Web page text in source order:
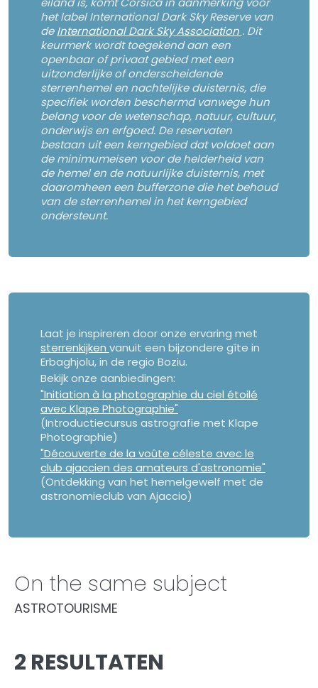
het label International Dark Sky Reserve van
deInternational Dark Sky Association . Dit
keurmerk wordt toegekend aan een
openbaar of privaat gebied met een
uitzonderlijke of onderscheidende
sterrenhemel en nachtelijke duisternis, die
specifiek worden beschermd vanwege hun
belang voor de wetenschap, natuur, cultuur,
onderwijs en erfgoed. De reservaten
bestaan uit een kerngebied dat voldoet aan
de minimumeisen voor de helderheid van
de hemel en de natuurlijke duisternis, met
daaromheen een bufferzone die het behoud
van de sterrenhemel in het kerngebied
ondersteunt.
Laat je inspireren door onze ervaring met
sterrenkijken vanuit een bijzondere gîte in
Erbaghjolu, in de regio Boziu.
Bekijk onze aanbiedingen:
"Initiation à la photographie du ciel étoilé
avec Klape Photographie"
(Introductiecursus astrografie met Klape
Photographie)
"Découverte de la voûte céleste avec le
club ajaccien des amateurs d'astronomie"
(Ontdekking van het hemelgewelf met de
astronomieclub van Ajaccio)
On the same subject
ASTROTOURISME
2 RESULTATEN